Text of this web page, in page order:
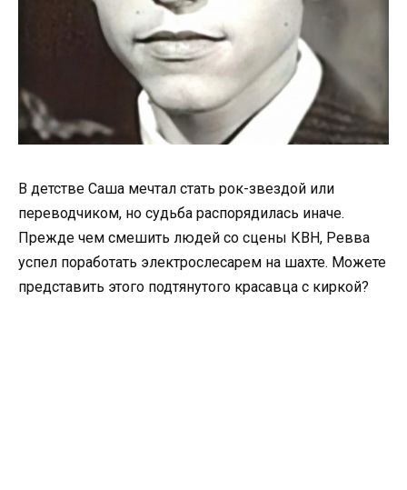
В детстве Саша мечтал стать рок-звездой или
переводчиком, но судьба распорядилась иначе.
Прежде чем смешить людей со сцены КВН, Ревва
успел поработать электрослесарем на шахте. Можете
представить этого подтянутого красавца с киркой?